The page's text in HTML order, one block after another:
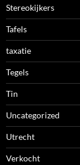
Stereokijkers
Tafels
taxatie
Tegels
Tin
Uncategorized
Utrecht
Verkocht